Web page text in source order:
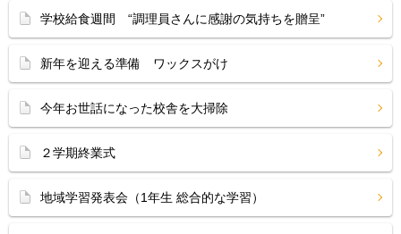
学校給食週間 “調理員さんに感謝の気持ちを贈呈”
新年を迎える準備 ワックスがけ
今年お世話になった校舎を大掃除
２学期終業式
地域学習発表会（1年生 総合的な学習）